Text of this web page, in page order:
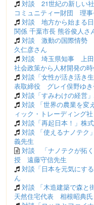
対談 21世紀の新しい
コミュニティー財団 理
対談 地方から始まる
関係 千葉市長 熊谷俊人さ
対談 激動の国際情勢
久仁彦さん
対談 埼玉県知事 上田
社会政策から人材開発の時
対談「女性が活き活き
表取締役 グレイ俣野ゆき
対談「すみわけの経営
対談 「世界の農業を変
ィック・トレーディン
対談「再起日本！」株
対談 「使えるナノテク
義先生
対談 「ナノテクが拓
授 遠藤守信先生
対談「日本を元気にす
ん
対談 「木造建築で森と
天然住宅代表 相根昭典氏